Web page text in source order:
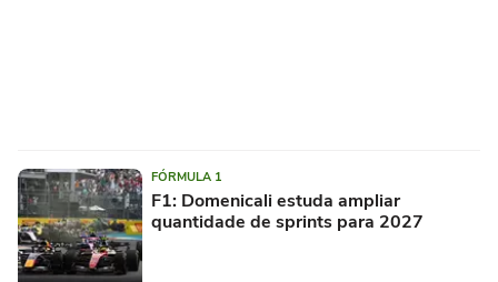
FÓRMULA 1
F1: Domenicali estuda ampliar
quantidade de sprints para 2027